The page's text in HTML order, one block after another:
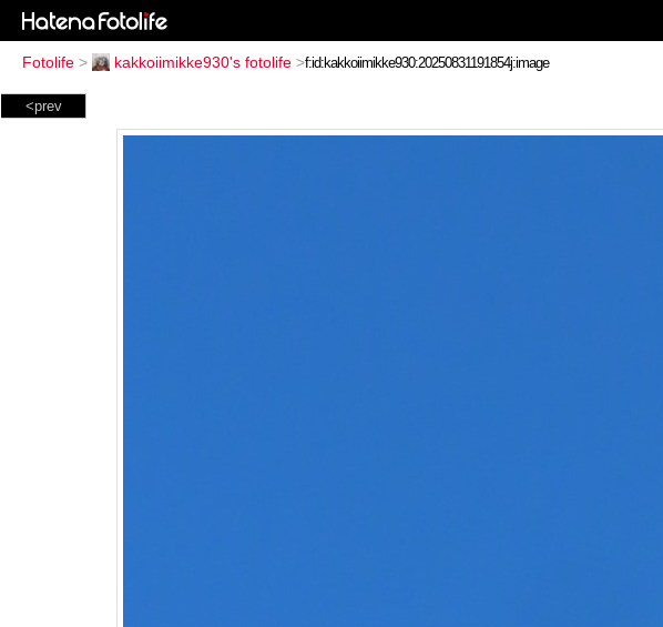
Fotolife > kakkoiimikke930's fotolife >
<prev